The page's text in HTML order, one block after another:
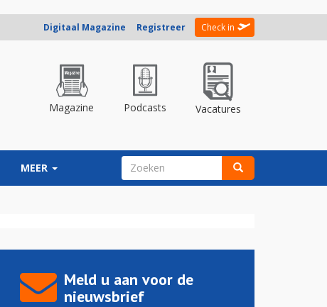
Digitaal Magazine Registreer Check in
Magazine Podcasts Vacatures
MEER ZOEKVELD
Meld u aan voor de
nieuwsbrief